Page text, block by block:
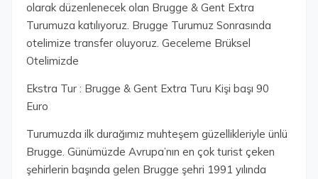
olarak düzenlenecek olan Brugge & Gent Extra
Turumuza katılıyoruz. Brugge Turumuz Sonrasında
otelimize transfer oluyoruz. Geceleme Brüksel
Otelimizde
Ekstra Tur : Brugge & Gent Extra Turu Kişi başı 90
Euro
Turumuzda ilk durağımız muhteşem güzellikleriyle ünlü
Brugge. Günümüzde Avrupa’nın en çok turist çeken
şehirlerin başında gelen Brugge şehri 1991 yılında